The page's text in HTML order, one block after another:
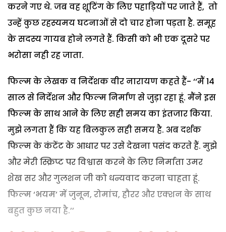
करने गए थे. जब वह शूटिंग के लिए पहाड़ियों पर जाते हैं, तो
उन्हें कुछ रहस्यमय घटनाओं से दो चार होना पड़ता है. समूह
के सदस्य गायब होने लगते हैं. किसी को भी एक दूसरे पर
भरोसा नही रह जाता.
फिल्म के लेखक व निर्देशक वीर नारायण कहते हैं- ‘‘मैं 14
साल से निर्देशन और फिल्म निर्माण से जुड़ा रहा हूं. मैंने इस
फिल्म के साथ आने के लिए सही समय का इंतजार किया.
मुझे लगता हैं कि यह बिलकुल सही समय है. अब दर्शक
फिल्म के कंटेंट के आधार पर उसे देखना पसंद करते हैं. मुझे
और मेरी स्क्रिप्ट पर विश्वास करने के लिए निर्माता उमर
शेख सर और गुलशन जी को धन्यवाद करना चाहता हूं.
फिल्म ‘भयम’ में जुनून, रोमांच, हौरर और एक्शन के साथ
बहुत कुछ नया है.’’